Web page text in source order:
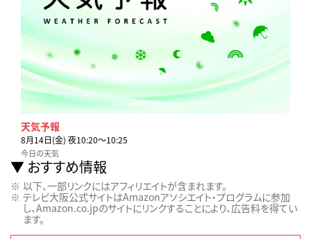
天気予報
8月14日(金) 夜10:20〜10:25
今日の天気
おすすめ情報
以下、一部リンクにはアフィリエイトが含まれます。
テレビ大阪公式サイトはAmazonアソシエイト・プログラムに参加
し、Amazon.co.jpのサイトにリンクすることにより、広告料を得てい
ます。